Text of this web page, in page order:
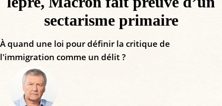
sectarisme primaire
À quand une loi pour définir la critique de
l'immigration comme un délit ?